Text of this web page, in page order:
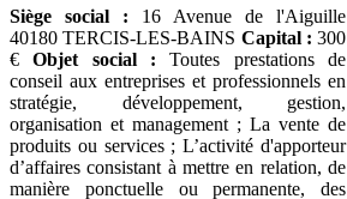
Siège social : 16 Avenue de l'Aiguille
40180 TERCIS-LES-BAINS Capital : 300
€Objet social : Toutes prestations de
conseil aux entreprises et professionnels en
stratégie, développement, gestion,
organisation et management ; La vente de
produits ou services ; L’activité d'apporteur
d’affaires consistant à mettre en relation, de
manière ponctuelle ou permanente, des